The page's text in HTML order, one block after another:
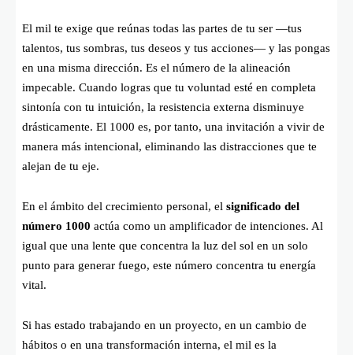
El mil te exige que reúnas todas las partes de tu ser —tus
talentos, tus sombras, tus deseos y tus acciones— y las pongas
en una misma dirección. Es el número de la alineación
impecable. Cuando logras que tu voluntad esté en completa
sintonía con tu intuición, la resistencia externa disminuye
drásticamente. El 1000 es, por tanto, una invitación a vivir de
manera más intencional, eliminando las distracciones que te
alejan de tu eje.
En el ámbito del crecimiento personal, el significado del
número 1000 actúa como un amplificador de intenciones. Al
igual que una lente que concentra la luz del sol en un solo
punto para generar fuego, este número concentra tu energía
vital.
Si has estado trabajando en un proyecto, en un cambio de
hábitos o en una transformación interna, el mil es la